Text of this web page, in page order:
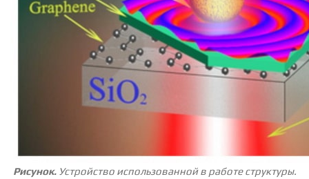
Рисунок.Устройство использованной в работе структуры.